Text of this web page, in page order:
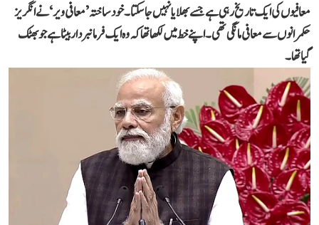
معافیوں کی ایک تاریخ رہی ہے جسے بھلایا نہیں جا سکتا۔ خود ساختہ ’معافی ویر‘ نے انگریز
حکمرانوں سے معافی مانگی تھی۔ اپنے خط میں لکھا تھا کہ وہ ایک فرمانبردار بیٹا ہے جو بھٹک
گیا تھا۔